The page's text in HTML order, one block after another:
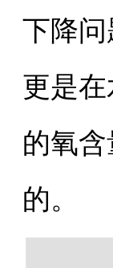
下降
更是
的氧
的。